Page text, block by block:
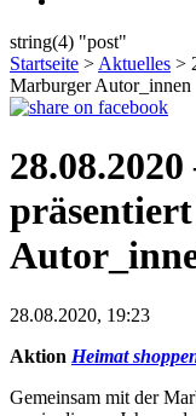
string(4) "post"
Startseite > Aktuelles >
Marburger Autor_innen
28.08.2020, 19:23
Aktion Heimat
Gemeinsam mit der